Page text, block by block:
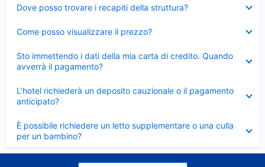
Dove posso trovare i recapiti della struttura?
chiuso
Come posso visualizzare il prezzo?
chiuso
Sto immettendo i dati della mia carta di credito. Quando
avverrà il pagamento?
chiuso
L’hotel richiederà un deposito cauzionale o il pagamento
anticipato?
chiuso
È possibile richiedere un letto supplementare o una culla
per un bambino?
Elemento
chiuso